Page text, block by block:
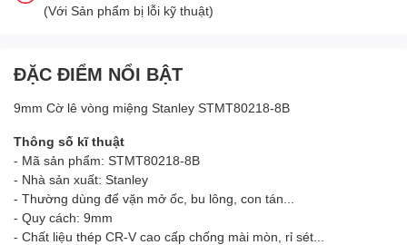
(Với Sản phẩm bị lỗi kỹ thuật)
ĐẶC ĐIỂM NỔI BẬT
9mm Cờ lê vòng miệng Stanley STMT80218-8B
Thông số kĩ thuật
- Mã sản phẩm: STMT80218-8B
- Nhà sản xuất: Stanley
- Thường dùng để vặn mở ốc, bu lông, con tán...
- Quy cách: 9mm
- Chất liệu thép CR-V cao cấp chống mài mòn, rỉ sét...